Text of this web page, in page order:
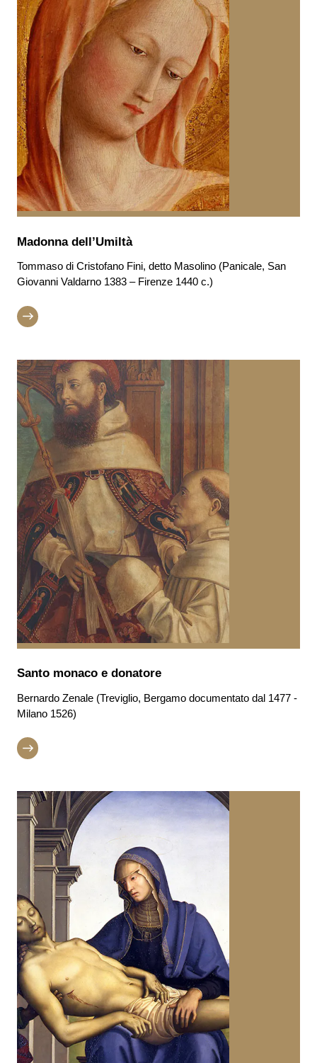
Madonna dell’Umiltà
Tommaso di Cristofano Fini, detto Masolino (Panicale, San
Giovanni Valdarno 1383 – Firenze 1440 c.)
​​​​​​​Santo monaco e donatore
Bernardo Zenale (Treviglio, Bergamo documentato dal 1477 -
Milano 1526)